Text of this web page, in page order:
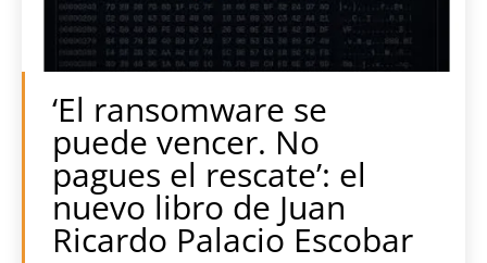
‘El ransomware se
puede vencer. No
pagues el rescate’: el
nuevo libro de Juan
Ricardo Palacio Escobar